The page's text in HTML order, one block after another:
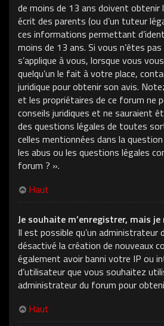
de moins de 13 ans doivent
écrit des parents (ou d’un tuteur
ces informations permettant
moins de 13 ans. Si vous n’êtes
s’applique à vous, lorsque vous
quelqu’un le fait à votre place,
juridique pour obtenir son avis.
et les propriétaires de ce forum ne
conseils juridiques et ne sauraient
des questions légales de toutes
celles mentionnées dans la
les abus ou les questions légales
forum ? ».
Haut
Je souhaite m’enregistrer, mais je
Il est possible qu’un administrateur
désactivé la création de nouveaux
également avoir banni votre IP ou
d’utilisateur que vous souhaitez
administrateur du forum pour
Haut